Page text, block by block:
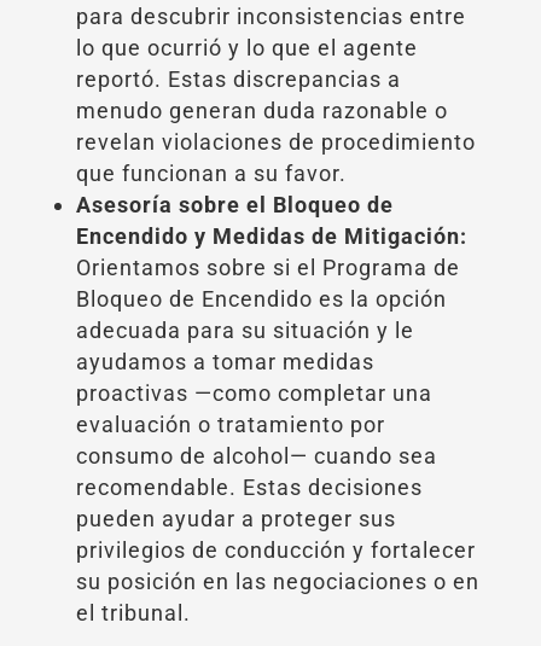
para descubrir inconsistencias entre
lo que ocurrió y lo que el agente
reportó. Estas discrepancias a
menudo generan duda razonable o
revelan violaciones de procedimiento
que funcionan a su favor.
Asesoría sobre el Bloqueo de
Encendido y Medidas de Mitigación:
Orientamos sobre si el Programa de
Bloqueo de Encendido es la opción
adecuada para su situación y le
ayudamos a tomar medidas
proactivas —como completar una
evaluación o tratamiento por
consumo de alcohol— cuando sea
recomendable. Estas decisiones
pueden ayudar a proteger sus
privilegios de conducción y fortalecer
su posición en las negociaciones o en
el tribunal.